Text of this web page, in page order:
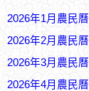
2026年1月農民曆
2026年2月農民曆
2026年3月農民曆
2026年4月農民曆